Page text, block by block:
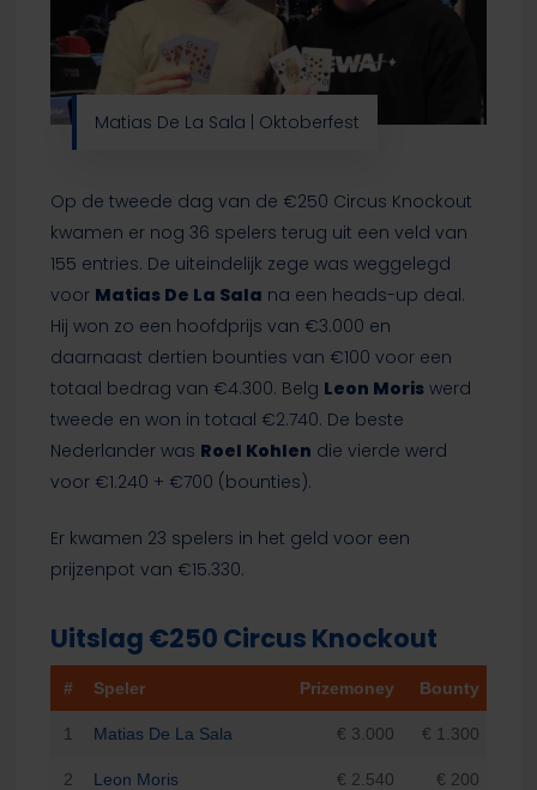
Matias De La Sala | Oktoberfest
Op de tweede dag van de €250 Circus Knockout
kwamen er nog 36 spelers terug uit een veld van
155 entries. De uiteindelijk zege was weggelegd
voor Matias De La Sala na een heads-up deal.
Hij won zo een hoofdprijs van €3.000 en
daarnaast dertien bounties van €100 voor een
totaal bedrag van €4.300. Belg Leon Moriswerd
tweede en won in totaal €2.740. De beste
Nederlander was Roel Kohlen die vierde werd
voor €1.240 + €700 (bounties).
Er kwamen 23 spelers in het geld voor een
prijzenpot van €15.330.
Uitslag €250 Circus Knockout
# Speler Prizemoney Bounty
1 Matias De La Sala € 3.000 € 1.300
2 Leon Moris € 2.540 € 200